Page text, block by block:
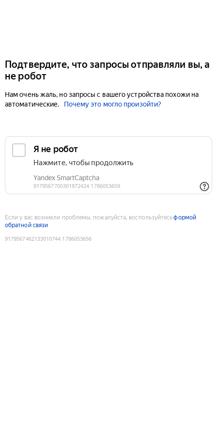
Подтвердите, что запросы отправляли вы, а
не робот
Нам очень жаль, но запросы с вашего устройства похожи на
автоматические.
Почему это могло произойти?
Если у вас возникли проблемы, пожалуйста, воспользуйтесьформой
обратной связи
9179567462133010744:1786053656